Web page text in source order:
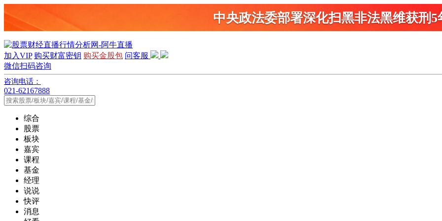
中央政法委部署深化扫黑非法黑维获刑5
加入VIP 购买财富密钥 购买金股包 问客服
微信扫码咨询
咨询电话：
021-62167888
综合
股票
板块
嘉宾
课程
基金
经理
说说
快评
消息